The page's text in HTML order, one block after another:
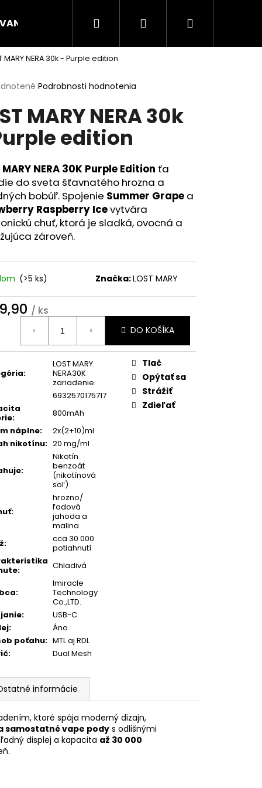
NÁPLNE CANNA ENERGY VRECÚŠKA
Hľadať PrihlásenieNákupný
MARY NERA 30k - Purple edition
Podrobnosti hodnotenia
MARY NERA 30k
edition
MARY NERA 30K Purple Edition ťa
do sveta šťavnatého hrozna a
bobúľ. Spojenie Summer Grape a
Raspberry Icevytvára
chuť, ktorá je sladká, ovocná a
zároveň.
(>5 ks) Značka:LOST MARY
/ ks
DO KOŠÍKA
:
LOST MARY
NERA30K
zariadenie
6932570175717
:
800mAh
náplne:
2x(2+10)ml
nikotínu: 20 mg/ml
:
Nikotín
benzoát
(nikotínová
soľ)
:
hrozno/
ľadová
jahoda a
malina
:
cca 30 000
potiahnutí
: Chladivá
:
Imiracle
Technology
Co.,LTD.
:
USB-C
:
Áno
poťahu: MTL aj RDL
: Dual Mesh
Tlač
Opýtať sa
Strážiť
Zdieľať
informácie
ktoré spája moderný dizajn,
samostatné vape pody s odlišnými
displej a kapacita až 30 000
DRY 16 MGWHITE